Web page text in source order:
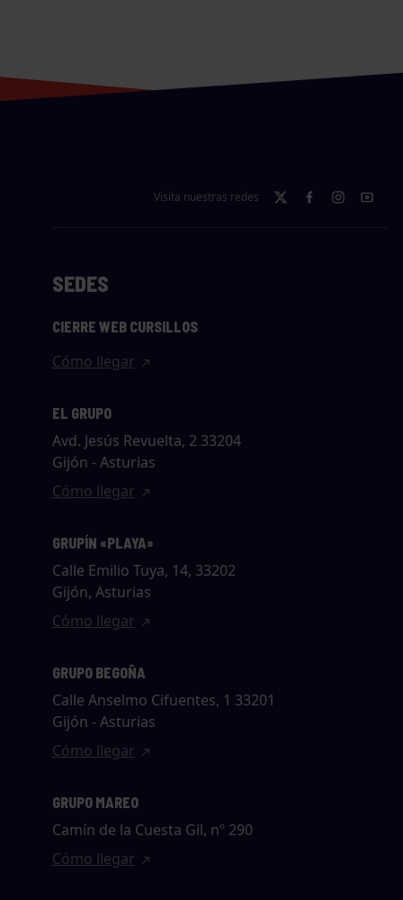
Visita nuestras redes
SEDES
CIERRE WEB CURSILLOS
Cómo llegar
EL GRUPO
Avd. Jesús Revuelta, 2 33204
Gijón - Asturias
Cómo llegar
GRUPÍN «PLAYA»
Calle Emilio Tuya, 14, 33202
Gijón, Asturias
Cómo llegar
GRUPO BEGOÑA
Calle Anselmo Cifuentes, 1 33201
Gijón - Asturias
Cómo llegar
GRUPO MAREO
Camín de la Cuesta Gil, nº 290
Cómo llegar